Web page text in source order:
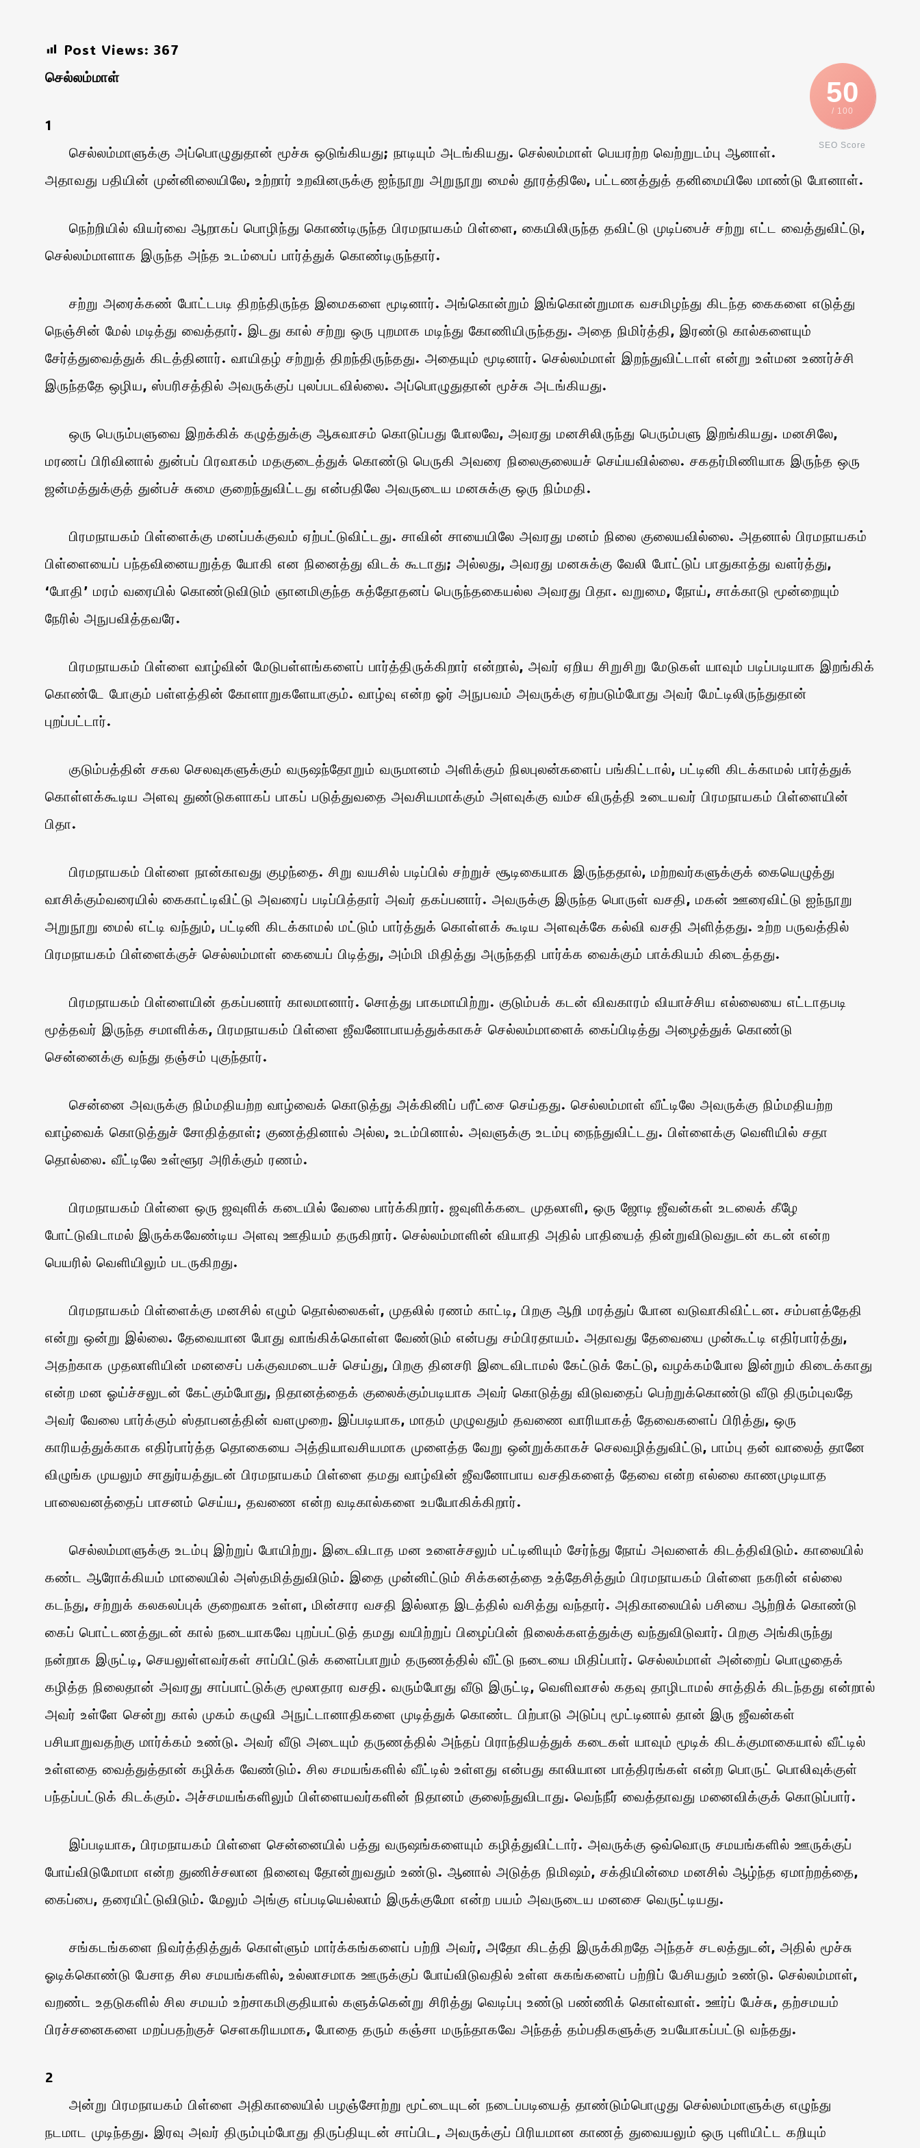
Post Views: 367
50
/ 100
SEO Score
செல்லம்மாள்
1
செல்லம்மாளுக்கு அப்பொழுதுதான் மூச்சு ஒடுங்கியது; நாடியும் அடங்கியது. செல்லம்மாள் பெயரற்ற வெற்றுடம்பு ஆனாள்.
அதாவது பதியின் முன்னிலையிலே, உற்றார் உறவினருக்கு ஐந்நூறு அறுநூறு மைல் தூரத்திலே, பட்டணத்துத் தனிமையிலே மாண்டு போனாள்.
நெற்றியில் வியர்வை ஆறாகப் பொழிந்து கொண்டிருந்த பிரமநாயகம் பிள்ளை, கையிலிருந்த தவிட்டு முடிப்பைச் சற்று எட்ட வைத்துவிட்டு,
செல்லம்மாளாக இருந்த அந்த உடம்பைப் பார்த்துக் கொண்டிருந்தார்.
சற்று அரைக்கண் போட்டபடி திறந்திருந்த இமைகளை மூடினார். அங்கொன்றும் இங்கொன்றுமாக வசமிழந்து கிடந்த கைகளை எடுத்து
நெஞ்சின் மேல் மடித்து வைத்தார். இடது கால் சற்று ஒரு புறமாக மடிந்து கோணியிருந்தது. அதை நிமிர்த்தி, இரண்டு கால்களையும்
சேர்த்துவைத்துக் கிடத்தினார். வாயிதழ் சற்றுத் திறந்திருந்தது. அதையும் மூடினார். செல்லம்மாள் இறந்துவிட்டாள் என்று உள்மன உணர்ச்சி
இருந்ததே ஒழிய, ஸ்பரிசத்தில் அவருக்குப் புலப்படவில்லை. அப்பொழுதுதான் மூச்சு அடங்கியது.
ஒரு பெரும்பளுவை இறக்கிக் கழுத்துக்கு ஆசுவாசம் கொடுப்பது போலவே, அவரது மனசிலிருந்து பெரும்பளு இறங்கியது. மனசிலே,
மரணப் பிரிவினால் துன்பப் பிரவாகம் மதகுடைத்துக் கொண்டு பெருகி அவரை நிலைகுலையச் செய்யவில்லை. சகதர்மிணியாக இருந்த ஒரு
ஜன்மத்துக்குத் துன்பச் சுமை குறைந்துவிட்டது என்பதிலே அவருடைய மனசுக்கு ஒரு நிம்மதி.
பிரமநாயகம் பிள்ளைக்கு மனப்பக்குவம் ஏற்பட்டுவிட்டது. சாவின் சாயையிலே அவரது மனம் நிலை குலையவில்லை. அதனால் பிரமநாயகம்
பிள்ளையைப் பந்தவினையறுத்த யோகி என நினைத்து விடக் கூடாது; அல்லது, அவரது மனசுக்கு வேலி போட்டுப் பாதுகாத்து வளர்த்து,
‘போதி’ மரம் வரையில் கொண்டுவிடும் ஞானமிகுந்த சுத்தோதனப் பெருந்தகையல்ல அவரது பிதா. வறுமை, நோய், சாக்காடு மூன்றையும்
நேரில் அநுபவித்தவரே.
பிரமநாயகம் பிள்ளை வாழ்வின் மேடுபள்ளங்களைப் பார்த்திருக்கிறார் என்றால், அவர் ஏறிய சிறுசிறு மேடுகள் யாவும் படிப்படியாக இறங்கிக்
கொண்டே போகும் பள்ளத்தின் கோளாறுகளேயாகும். வாழ்வு என்ற ஓர் அநுபவம் அவருக்கு ஏற்படும்போது அவர் மேட்டிலிருந்துதான்
புறப்பட்டார்.
குடும்பத்தின் சகல செலவுகளுக்கும் வருஷந்தோறும் வருமானம் அளிக்கும் நிலபுலன்களைப் பங்கிட்டால், பட்டினி கிடக்காமல் பார்த்துக்
கொள்ளக்கூடிய அளவு துண்டுகளாகப் பாகப் படுத்துவதை அவசியமாக்கும் அளவுக்கு வம்ச விருத்தி உடையவர் பிரமநாயகம் பிள்ளையின்
பிதா.
பிரமநாயகம் பிள்ளை நான்காவது குழந்தை. சிறு வயசில் படிப்பில் சற்றுச் சூடிகையாக இருந்ததால், மற்றவர்களுக்குக் கையெழுத்து
வாசிக்கும்வரையில் கைகாட்டிவிட்டு அவரைப் படிப்பித்தார் அவர் தகப்பனார். அவருக்கு இருந்த பொருள் வசதி, மகன் ஊரைவிட்டு ஐந்நூறு
அறுநூறு மைல் எட்டி வந்தும், பட்டினி கிடக்காமல் மட்டும் பார்த்துக் கொள்ளக் கூடிய அளவுக்கே கல்வி வசதி அளித்தது. உற்ற பருவத்தில்
பிரமநாயகம் பிள்ளைக்குச் செல்லம்மாள் கையைப் பிடித்து, அம்மி மிதித்து அருந்ததி பார்க்க வைக்கும் பாக்கியம் கிடைத்தது.
பிரமநாயகம் பிள்ளையின் தகப்பனார் காலமானார். சொத்து பாகமாயிற்று. குடும்பக் கடன் விவகாரம் வியாச்சிய எல்லையை எட்டாதபடி
மூத்தவர் இருந்த சமாளிக்க, பிரமநாயகம் பிள்ளை ஜீவனோபாயத்துக்காகச் செல்லம்மாளைக் கைப்பிடித்து அழைத்துக் கொண்டு
சென்னைக்கு வந்து தஞ்சம் புகுந்தார்.
சென்னை அவருக்கு நிம்மதியற்ற வாழ்வைக் கொடுத்து அக்கினிப் பரீட்சை செய்தது. செல்லம்மாள் வீட்டிலே அவருக்கு நிம்மதியற்ற
வாழ்வைக் கொடுத்துச் சோதித்தாள்; குணத்தினால் அல்ல, உடம்பினால். அவளுக்கு உடம்பு நைந்துவிட்டது. பிள்ளைக்கு வெளியில் சதா
தொல்லை. வீட்டிலே உள்ளூர அரிக்கும் ரணம்.
பிரமநாயகம் பிள்ளை ஒரு ஜவுளிக் கடையில் வேலை பார்க்கிறார். ஜவுளிக்கடை முதலாளி, ஒரு ஜோடி ஜீவன்கள் உடலைக் கீழே
போட்டுவிடாமல் இருக்கவேண்டிய அளவு ஊதியம் தருகிறார். செல்லம்மாளின் வியாதி அதில் பாதியைத் தின்றுவிடுவதுடன் கடன் என்ற
பெயரில் வெளியிலும் படருகிறது.
பிரமநாயகம் பிள்ளைக்கு மனசில் எழும் தொல்லைகள், முதலில் ரணம் காட்டி, பிறகு ஆறி மரத்துப் போன வடுவாகிவிட்டன. சம்பளத்தேதி
என்று ஒன்று இல்லை. தேவையான போது வாங்கிக்கொள்ள வேண்டும் என்பது சம்பிரதாயம். அதாவது தேவையை முன்கூட்டி எதிர்பார்த்து,
அதற்காக முதலாளியின் மனசைப் பக்குவமடையச் செய்து, பிறகு தினசரி இடைவிடாமல் கேட்டுக் கேட்டு, வழக்கம்போல இன்றும் கிடைக்காது
என்ற மன ஓய்ச்சலுடன் கேட்கும்போது, நிதானத்தைக் குலைக்கும்படியாக அவர் கொடுத்து விடுவதைப் பெற்றுக்கொண்டு வீடு திரும்புவதே
அவர் வேலை பார்க்கும் ஸ்தாபனத்தின் வளமுறை. இப்படியாக, மாதம் முழுவதும் தவணை வாரியாகத் தேவைகளைப் பிரித்து, ஒரு
காரியத்துக்காக எதிர்பார்த்த தொகையை அத்தியாவசியமாக முளைத்த வேறு ஒன்றுக்காகச் செலவழித்துவிட்டு, பாம்பு தன் வாலைத் தானே
விழுங்க முயலும் சாதுர்யத்துடன் பிரமநாயகம் பிள்ளை தமது வாழ்வின் ஜீவனோபாய வசதிகளைத் தேவை என்ற எல்லை காணமுடியாத
பாலைவனத்தைப் பாசனம் செய்ய, தவணை என்ற வடிகால்களை உபயோகிக்கிறார்.
செல்லம்மாளுக்கு உடம்பு இற்றுப் போயிற்று. இடைவிடாத மன உளைச்சலும் பட்டினியும் சேர்ந்து நோய் அவளைக் கிடத்திவிடும். காலையில்
கண்ட ஆரோக்கியம் மாலையில் அஸ்தமித்துவிடும். இதை முன்னிட்டும் சிக்கனத்தை உத்தேசித்தும் பிரமநாயகம் பிள்ளை நகரின் எல்லை
கடந்து, சற்றுக் கலகலப்புக் குறைவாக உள்ள, மின்சார வசதி இல்லாத இடத்தில் வசித்து வந்தார். அதிகாலையில் பசியை ஆற்றிக் கொண்டு
கைப் பொட்டணத்துடன் கால் நடையாகவே புறப்பட்டுத் தமது வயிற்றுப் பிழைப்பின் நிலைக்களத்துக்கு வந்துவிடுவார். பிறகு அங்கிருந்து
நன்றாக இருட்டி, செயலுள்ளவர்கள் சாப்பிட்டுக் களைப்பாறும் தருணத்தில் வீட்டு நடையை மிதிப்பார். செல்லம்மாள் அன்றைப் பொழுதைக்
கழித்த நிலைதான் அவரது சாப்பாட்டுக்கு மூலாதார வசதி. வரும்போது வீடு இருட்டி, வெளிவாசல் கதவு தாழிடாமல் சாத்திக் கிடந்தது என்றால்
அவர் உள்ளே சென்று கால் முகம் கழுவி அநுட்டானாதிகளை முடித்துக் கொண்ட பிற்பாடு அடுப்பு மூட்டினால் தான் இரு ஜீவன்கள்
பசியாறுவதற்கு மார்க்கம் உண்டு. அவர் வீடு அடையும் தருணத்தில் அந்தப் பிராந்தியத்துக் கடைகள் யாவும் மூடிக் கிடக்குமாகையால் வீட்டில்
உள்ளதை வைத்துத்தான் கழிக்க வேண்டும். சில சமயங்களில் வீட்டில் உள்ளது என்பது காலியான பாத்திரங்கள் என்ற பொருட் பொலிவுக்குள்
பந்தப்பட்டுக் கிடக்கும். அச்சமயங்களிலும் பிள்ளையவர்களின் நிதானம் குலைந்துவிடாது. வெந்நீர் வைத்தாவது மனைவிக்குக் கொடுப்பார்.
இப்படியாக, பிரமநாயகம் பிள்ளை சென்னையில் பத்து வருஷங்களையும் கழித்துவிட்டார். அவருக்கு ஒவ்வொரு சமயங்களில் ஊருக்குப்
போய்விடுமோமா என்ற துணிச்சலான நினைவு தோன்றுவதும் உண்டு. ஆனால் அடுத்த நிமிஷம், சக்தியின்மை மனசில் ஆழ்ந்த ஏமாற்றத்தை,
கைப்பை, தரையிட்டுவிடும். மேலும் அங்கு எப்படியெல்லாம் இருக்குமோ என்ற பயம் அவருடைய மனசை வெருட்டியது.
சங்கடங்களை நிவர்த்தித்துக் கொள்ளும் மார்க்கங்களைப் பற்றி அவர், அதோ கிடத்தி இருக்கிறதே அந்தச் சடலத்துடன், அதில் மூச்சு
ஓடிக்கொண்டு பேசாத சில சமயங்களில், உல்லாசமாக ஊருக்குப் போய்விடுவதில் உள்ள சுகங்களைப் பற்றிப் பேசியதும் உண்டு. செல்லம்மாள்,
வறண்ட உதடுகளில் சில சமயம் உற்சாகமிகுதியால் களுக்கென்று சிரித்து வெடிப்பு உண்டு பண்ணிக் கொள்வாள். ஊர்ப் பேச்சு, தற்சமயம்
பிரச்சனைகளை மறப்பதற்குச் சௌகரியமாக, போதை தரும் கஞ்சா மருந்தாகவே அந்தத் தம்பதிகளுக்கு உபயோகப்பட்டு வந்தது.
2
அன்று பிரமநாயகம் பிள்ளை அதிகாலையில் பழஞ்சோற்று மூட்டையுடன் நடைப்படியைத் தாண்டும்பொழுது செல்லம்மாளுக்கு எழுந்து
நடமாட முடிந்தது. இரவு அவர் திரும்பும்போது திருப்தியுடன் சாப்பிட, அவருக்குப் பிரியமான காணத் துவையலும் ஒரு புளியிட்ட கறியும்